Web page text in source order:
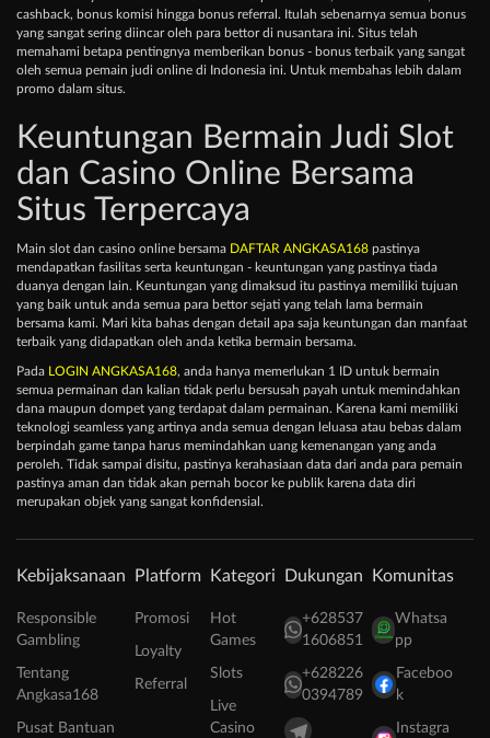
cashback, bonus komisi hingga bonus referral. Itulah sebenarnya semua bonus
yang sangat sering diincar oleh para bettor di nusantara ini. Situs telah
memahami betapa pentingnya memberikan bonus - bonus terbaik yang sangat
oleh semua pemain judi online di Indonesia ini. Untuk membahas lebih dalam
promo dalam situs.
Keuntungan Bermain Judi Slot
dan Casino Online Bersama
Situs Terpercaya
Main slot dan casino online bersama DAFTAR ANGKASA168 pastinya
mendapatkan fasilitas serta keuntungan - keuntungan yang pastinya tiada
duanya dengan lain. Keuntungan yang dimaksud itu pastinya memiliki tujuan
yang baik untuk anda semua para bettor sejati yang telah lama bermain
bersama kami. Mari kita bahas dengan detail apa saja keuntungan dan manfaat
terbaik yang didapatkan oleh anda ketika bermain bersama.
Pada LOGIN ANGKASA168, anda hanya memerlukan 1 ID untuk bermain
semua permainan dan kalian tidak perlu bersusah payah untuk memindahkan
dana maupun dompet yang terdapat dalam permainan. Karena kami memiliki
teknologi seamless yang artinya anda semua dengan leluasa atau bebas dalam
berpindah game tanpa harus memindahkan uang kemenangan yang anda
peroleh. Tidak sampai disitu, pastinya kerahasiaan data dari anda para pemain
pastinya aman dan tidak akan pernah bocor ke publik karena data diri
merupakan objek yang sangat konfidensial.
Kebijaksanaan
Responsible
Gambling
Tentang
Angkasa168
Pusat Bantuan
Platform
Promosi
Loyalty
Referral
Kategori
Hot
Games
Slots
Live
Casino
Dukungan
+628537
1606851
+628226
0394789
Komunitas
Whatsa
pp
Faceboo
k
Instagra